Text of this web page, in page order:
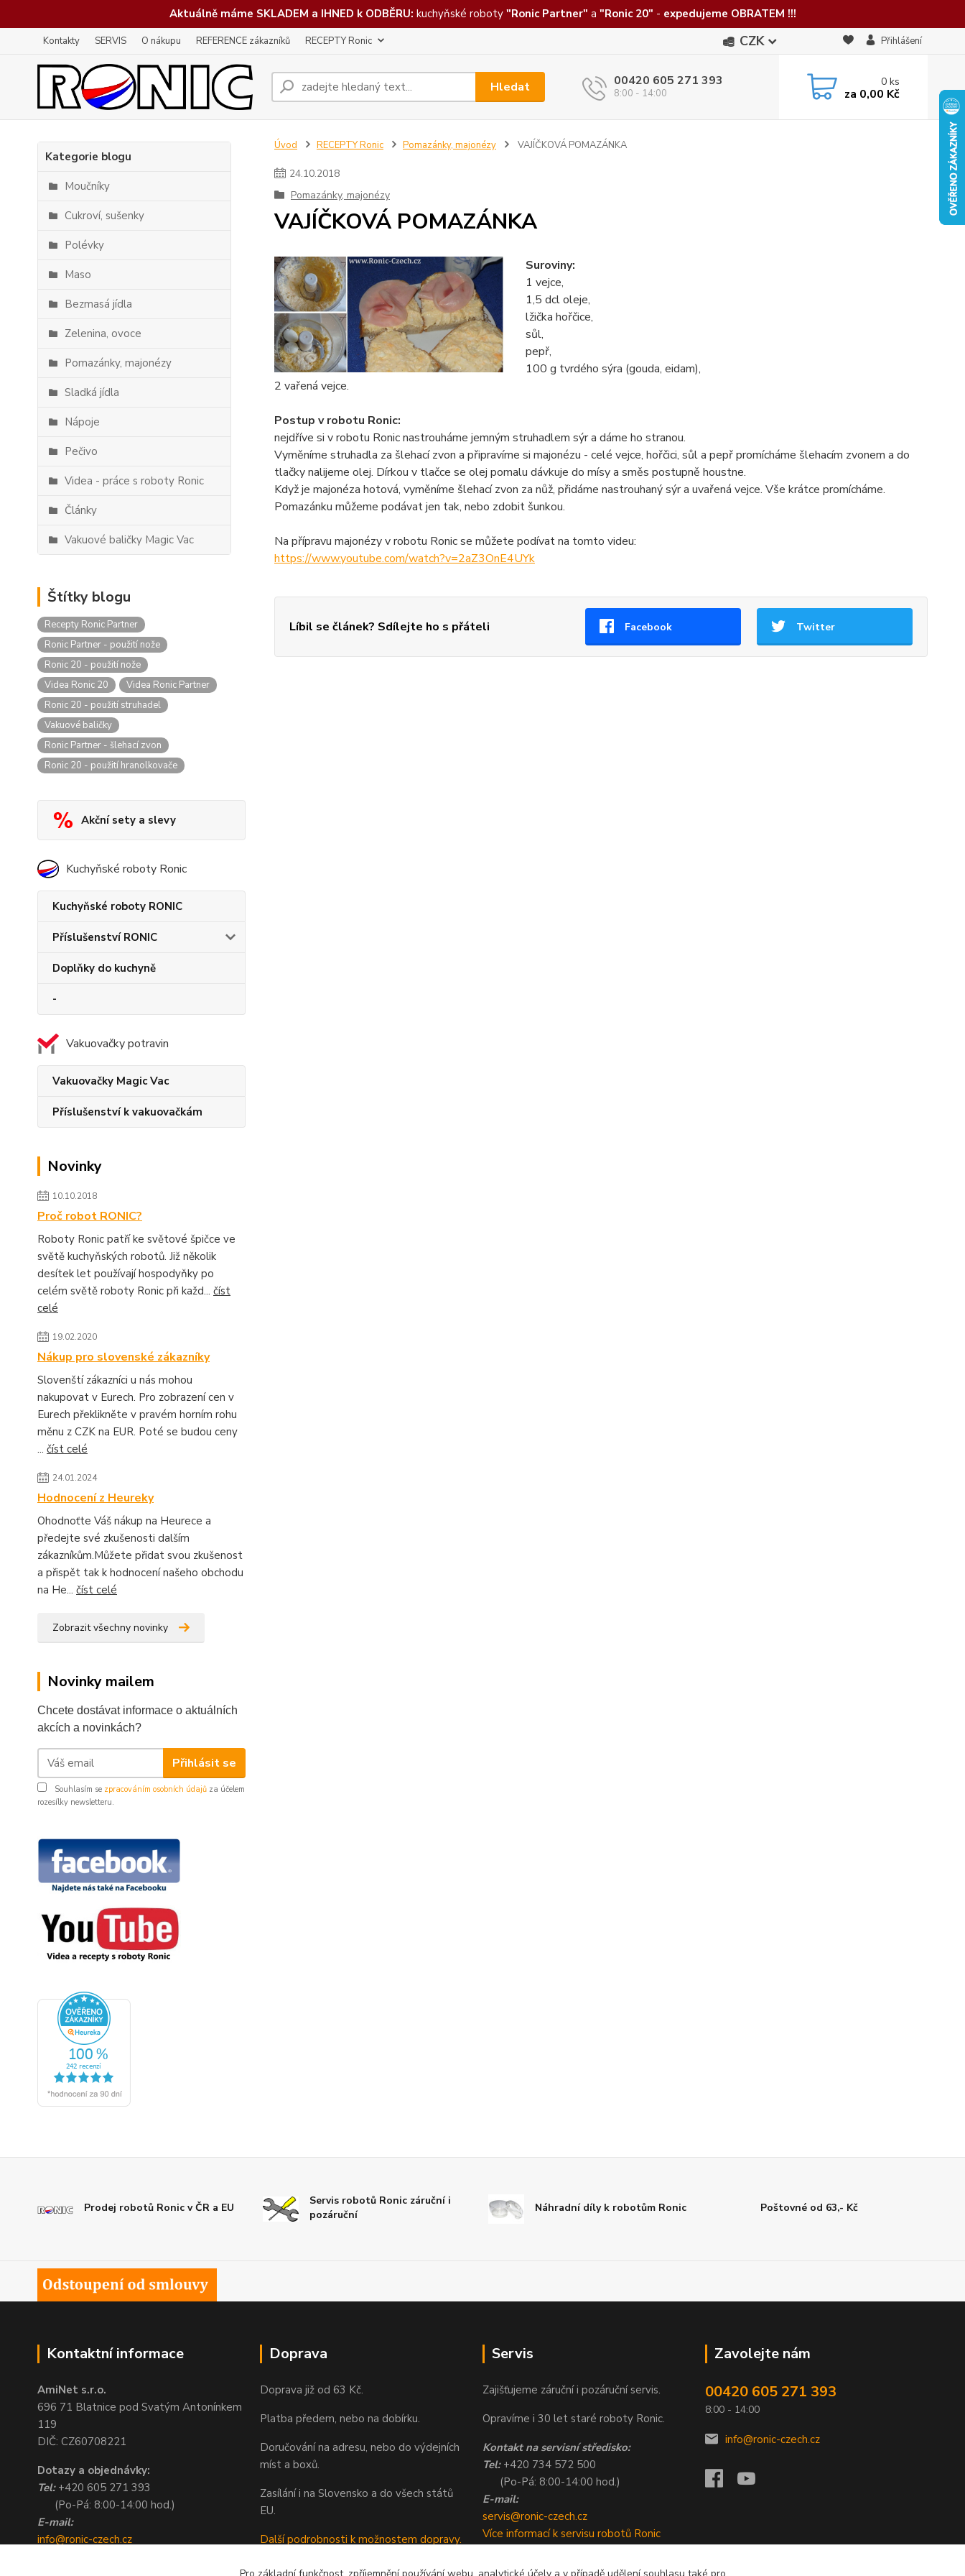
Aktuálně máme SKLADEM a IHNED k ODBĚRU: kuchyňské roboty "Ronic Partner" a "Ronic 20" - expedujeme OBRATEM !!!
Kontakty SERVIS O nákupu REFERENCE zákazníků RECEPTY Ronic CZK Přihlášení
Hledat 00420 605 271 393
8:00 - 14:00
0ks
za 0,00 Kč
Kategorie blogu
Moučníky
Cukroví, sušenky
Polévky
Maso
Bezmasá jídla
Zelenina, ovoce
Pomazánky, majonézy
Sladká jídla
Nápoje
Pečivo
Videa - práce s roboty Ronic
Články
Vakuové baličky Magic Vac
Štítky blogu
Recepty Ronic Partner
Ronic Partner - použití nože
Ronic 20 - použití nože
Videa Ronic 20
Videa Ronic Partner
Ronic 20 - použití struhadel
Vakuové baličky
Ronic Partner - šlehací zvon
Ronic 20 - použití hranolkovače
Akční sety a slevy
Kuchyňské roboty Ronic
Kuchyňské roboty RONIC
Příslušenství RONIC
Doplňky do kuchyně
-
Vakuovačky potravin
Vakuovačky Magic Vac
Příslušenství k vakuovačkám
Novinky
10.10.2018
Proč robot RONIC?
Roboty Ronic patří ke světové špičce ve
světě kuchyňských robotů. Již několik
desítek let používají hospodyňky po
celém světě roboty Ronic při každ... číst
celé
19.02.2020
Nákup pro slovenské zákazníky
Slovenští zákazníci u nás mohou
nakupovat v Eurech. Pro zobrazení cen v
Eurech překlikněte v pravém horním rohu
měnu z CZK na EUR. Poté se budou ceny
... číst celé
24.01.2024
Hodnocení z Heureky
Ohodnoťte Váš nákup na Heurece a
předejte své zkušenosti dalším
zákazníkům.Můžete přidat svou zkušenost
a přispět tak k hodnocení našeho obchodu
na He... číst celé
Zobrazit všechny novinky
Novinky mailem
Chcete dostávat informace o aktuálních
akcích a novinkách?
Přihlásit se
Souhlasím se zpracováním osobních údajů za účelem
rozesílky newsletteru.
Úvod RECEPTY Ronic Pomazánky, majonézy VAJÍČKOVÁ POMAZÁNKA
24.10.2018
Pomazánky, majonézy
VAJÍČKOVÁ POMAZÁNKA
Suroviny:
1 vejce,
1,5 dcl oleje,
lžička hořčice,
sůl,
pepř,
100 g tvrdého sýra (gouda, eidam),
2 vařená vejce.
Postup v robotu Ronic:
nejdříve si v robotu Ronic nastrouháme jemným struhadlem sýr a dáme ho stranou.
Vyměníme struhadla za šlehací zvon a připravíme si majonézu - celé vejce, hořčici, sůl a pepř promícháme šlehacím zvonem a do
tlačky nalijeme olej. Dírkou v tlačce se olej pomalu dávkuje do mísy a směs postupně houstne.
Když je majonéza hotová, vyměníme šlehací zvon za nůž, přidáme nastrouhaný sýr a uvařená vejce. Vše krátce promícháme.
Pomazánku můžeme podávat jen tak, nebo zdobit šunkou.
Na přípravu majonézy v robotu Ronic se můžete podívat na tomto videu:
https://www.youtube.com/watch?v=2aZ3OnE4UYk
Líbil se článek? Sdílejte ho s přáteli Facebook Twitter
Prodej robotů Ronic v ČR a EU
Servis robotů Ronic záruční i
pozáruční
Náhradní díly k robotům Ronic Poštovné od 63,- Kč
Kontaktní informace
AmiNet s.r.o.
696 71 Blatnice pod Svatým Antonínkem
119
DIČ: CZ60708221
Dotazy a objednávky:
Tel:+420 605 271 393
(Po-Pá: 8:00-14:00 hod.)
E-mail:
info@ronic-czech.cz
Doprava
Doprava již od 63 Kč.
Platba předem, nebo na dobírku.
Doručování na adresu, nebo do výdejních
míst a boxů.
Zasílání i na Slovensko a do všech států
EU.
Další podrobnosti k možnostem dopravy.
Servis
Zajišťujeme záruční i pozáruční servis.
Opravíme i 30 let staré roboty Ronic.
Kontakt na servisní středisko:
Tel:+420 734 572 500
(Po-Pá: 8:00-14:00 hod.)
E-mail:
servis@ronic-czech.cz
Více informací k servisu robotů Ronic
Zavolejte nám
00420 605 271 393
8:00 - 14:00
info@ronic-czech.cz